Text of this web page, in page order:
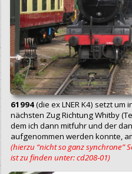
61994(die ex LNER K4) setzt um
nächsten Zug Richtung Whitby
dem ich dann mitfuhr und der
aufgenommen werden konnte,
(hierzu “nicht so ganz synchrone”
ist zu finden unter: cd208‑01)